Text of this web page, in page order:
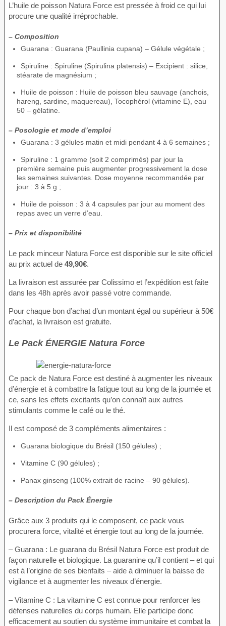
L’huile de poisson Natura Force est pressée à froid ce qui lui
procure une qualité irréprochable.
– Composition
Guarana : Guarana (Paullinia cupana) – Gélule végétale ;
Spiruline : Spiruline (Spirulina platensis) – Excipient : silice,
stéarate de magnésium ;
Huile de poisson : Huile de poisson bleu sauvage (anchois,
hareng, sardine, maquereau), Tocophérol (vitamine E), eau
50 – gélatine.
– Posologie et mode d’emploi
Guarana : 3 gélules matin et midi pendant 4 à 6 semaines ;
Spiruline : 1 gramme (soit 2 comprimés) par jour la
première semaine puis augmenter progressivement la dose
les semaines suivantes. Dose moyenne recommandée par
jour : 3 à 5 g ;
Huile de poisson : 3 à 4 capsules par jour au moment des
repas avec un verre d’eau.
– Prix et disponibilité
Le pack minceur Natura Force est disponible sur le site officiel
au prix actuel de 49,90€.
La livraison est assurée par Colissimo et l’expédition est faite
dans les 48h après avoir passé votre commande.
Pour chaque bon d’achat d’un montant égal ou supérieur à 50€
d’achat, la livraison est gratuite.
Le Pack ÉNERGIE Natura Force
Ce pack de Natura Force est destiné à augmenter les niveaux
d’énergie et à combattre la fatigue tout au long de la journée et
ce, sans les effets excitants qu’on connaît aux autres
stimulants comme le café ou le thé.
Il est composé de 3 compléments alimentaires :
Guarana biologique du Brésil (150 gélules) ;
Vitamine C (90 gélules) ;
Panax ginseng (100% extrait de racine – 90 gélules).
– Description du Pack Énergie
Grâce aux 3 produits qui le composent, ce pack vous
procurera force, vitalité et énergie tout au long de la journée.
– Guarana : Le guarana du Brésil Natura Force est produit de
façon naturelle et biologique. La guaranine qu’il contient – et qui
est à l’origine de ses bienfaits – aide à diminuer la baisse de
vigilance et à augmenter les niveaux d’énergie.
– Vitamine C : La vitamine C est connue pour renforcer les
défenses naturelles du corps humain. Elle participe donc
efficacement au soutien du système immunitaire et combat la